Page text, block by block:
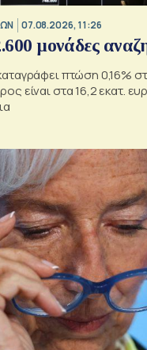
07.08.2026, 11:26
μονάδες
πτώση 0,16%
είναι στα 16,2 εκατ.